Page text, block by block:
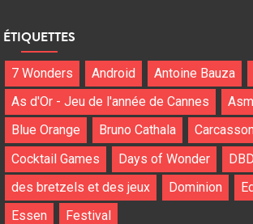
ÉTIQUETTES
7 Wonders Android Antoine Bauza
As d'Or - Jeu de l'année de Cannes
Blue Orange
Bruno Cathala
Cocktail Games
Days of Wonder
des bretzels et des jeux
Dominion
Essen
Festival